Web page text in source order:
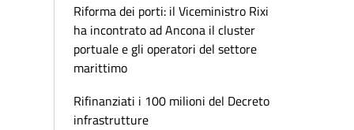
Riforma dei porti: il Viceministro Rixi
ha incontrato ad Ancona il cluster
portuale e gli operatori del settore
marittimo
Rifinanziati i 100 milioni del Decreto
infrastrutture